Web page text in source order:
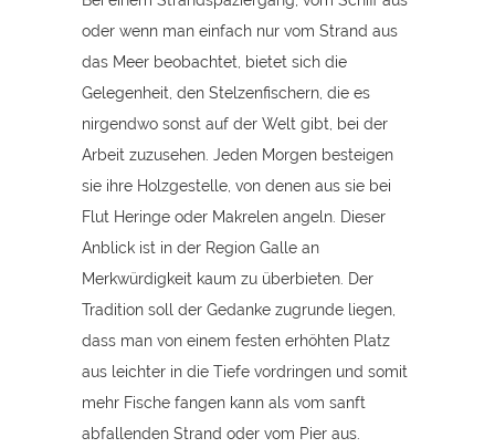
oder wenn man einfach nur vom Strand aus
das Meer beobachtet, bietet sich die
Gelegenheit, den Stelzenfischern, die es
nirgendwo sonst auf der Welt gibt, bei der
Arbeit zuzusehen. Jeden Morgen besteigen
sie ihre Holzgestelle, von denen aus sie bei
Flut Heringe oder Makrelen angeln. Dieser
Anblick ist in der Region Galle an
Merkwürdigkeit kaum zu überbieten. Der
Tradition soll der Gedanke zugrunde liegen,
dass man von einem festen erhöhten Platz
aus leichter in die Tiefe vordringen und somit
mehr Fische fangen kann als vom sanft
abfallenden Strand oder vom Pier aus.